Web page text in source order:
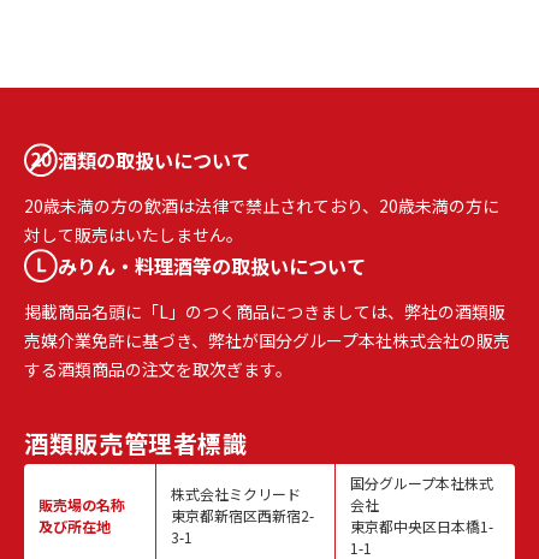
酒類の取扱いについて
20歳未満の方の飲酒は法律で禁止されており、20歳未満の方に
対して販売はいたしません。
みりん・料理酒等の取扱いについて
掲載商品名頭に「L」のつく商品につきましては、弊社の酒類販
売媒介業免許に基づき、弊社が国分グループ本社株式会社の販売
する酒類商品の注文を取次ぎます。
酒類販売管理者標識
販売場の名称
及び所在地
株式会社ミクリード
東京都新宿区西新宿2-
3-1
国分グループ本社株式
会社
東京都中央区日本橋1-
1-1